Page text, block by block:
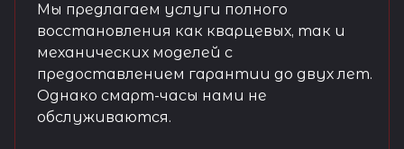
Мы предлагаем услуги полного
восстановления как кварцевых, так и
механических моделей с
предоставлением гарантии до двух лет.
Однако смарт-часы нами не
обслуживаются.